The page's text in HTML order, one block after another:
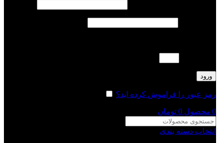
ورود
رمز عبور را فراموش کرده اید؟
0 محصول 0 تومان
انتخاب دسته بندی